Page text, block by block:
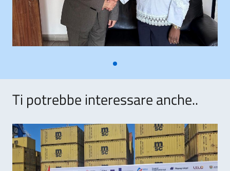
Ti potrebbe interessare anche..